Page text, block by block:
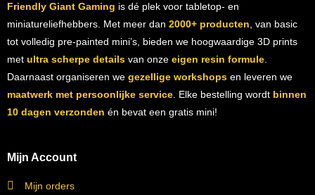
Friendly Giant Gaming is dé plek voor tabletop- en
miniatureliefhebbers. Met meer dan 2000+ producten , van basic
tot volledig pre-painted mini’s, bieden we hoogwaardige 3D prints
met ultra scherpe detailsvan onze eigen resin formule.
Daarnaast organiseren we gezellige workshopsen leveren we
maatwerk met persoonlijke service. Elke bestelling wordt binnen
10 dagen verzonden én bevat een gratis mini!
Mijn Account
Mijn orders